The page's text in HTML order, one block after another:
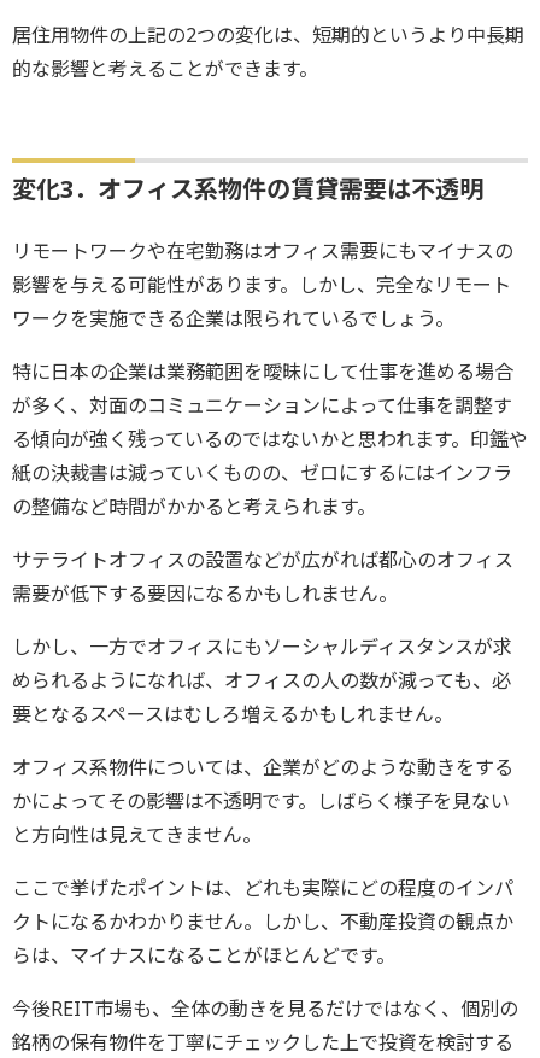
居住用物件の上記の2つの変化は、短期的というより中長期
的な影響と考えることができます。
変化3．オフィス系物件の賃貸需要は不透明
リモートワークや在宅勤務はオフィス需要にもマイナスの
影響を与える可能性があります。しかし、完全なリモート
ワークを実施できる企業は限られているでしょう。
特に日本の企業は業務範囲を曖昧にして仕事を進める場合
が多く、対面のコミュニケーションによって仕事を調整す
る傾向が強く残っているのではないかと思われます。印鑑や
紙の決裁書は減っていくものの、ゼロにするにはインフラ
の整備など時間がかかると考えられます。
サテライトオフィスの設置などが広がれば都心のオフィス
需要が低下する要因になるかもしれません。
しかし、一方でオフィスにもソーシャルディスタンスが求
められるようになれば、オフィスの人の数が減っても、必
要となるスペースはむしろ増えるかもしれません。
オフィス系物件については、企業がどのような動きをする
かによってその影響は不透明です。しばらく様子を見ない
と方向性は見えてきません。
ここで挙げたポイントは、どれも実際にどの程度のインパ
クトになるかわかりません。しかし、不動産投資の観点か
らは、マイナスになることがほとんどです。
今後REIT市場も、全体の動きを見るだけではなく、個別の
銘柄の保有物件を丁寧にチェックした上で投資を検討する